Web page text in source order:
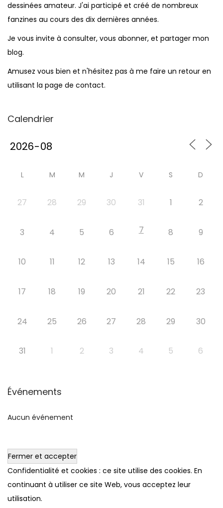
dessinées amateur. J'ai participé et créé de nombreux
fanzines au cours des dix dernières années.
Je vous invite à consulter, vous abonner, et partager mon
blog.
Amusez vous bien et n'hésitez pas à me faire un retour en
utilisant la page de contact.
Calendrier
L M M J V S D
27 28 29 30 31 1 2
3 4 5 6 7 8 9
10 11 12 13 14 15 16
17 18 19 20 21 22 23
24 25 26 27 28 29 30
31 1 2 3 4 5 6
Événements
Aucun événement
Confidentialité et cookies : ce site utilise des cookies. En
continuant à utiliser ce site Web, vous acceptez leur
utilisation.